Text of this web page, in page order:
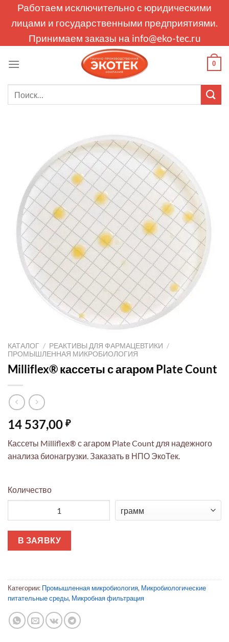
Работаем исключительно с юридическими
лицами и государственными предприятиями.
Принимаем заказы на info@eko-tec.ru
0
КАТАЛОГ / РЕАКТИВЫ ДЛЯ ФАРМАЦЕВТИКИ /
ПРОМЫШЛЕННАЯ МИКРОБИОЛОГИЯ
Milliflex® кассеты с агаром Plate Count
14 537,00 ₽
Кассеты Milliflex® с агаром Plate Count для надежного
анализа бионагрузки. Заказать в НПО ЭкоТек.
Количество
В ЗАЯВКУ
Категории: Промышленная микробиология, Микробиологические
питательные среды, Микробная фильтрация